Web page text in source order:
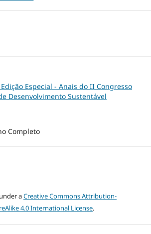
Especial - Anais do II Congresso
Desenvolvimento Sustentável
Completo
aCreative Commons Attribution-
4.0 International License.